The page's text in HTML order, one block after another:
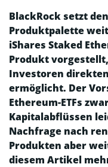
BlackRock setzt
Produktpalette
iShares Staked
Produkt
Investoren
ermöglicht. Der
Ethereum-ETFs
Kapitalabflüssen
Nachfrage nach
Produkten aber
diesem Artikel